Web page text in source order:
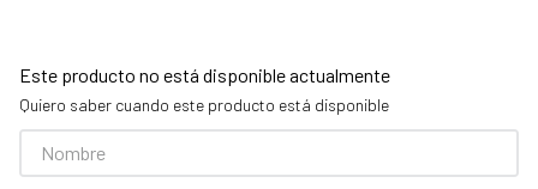
Este producto no está disponible actualmente
Quiero saber cuando este producto está disponible
.
horno
10. vaso